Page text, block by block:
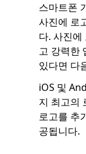
스마트폰
사진에 로
다. 사진에
고 강력한
있다면 다
iOS 및
지 최고의
로고를 추
공됩니다.